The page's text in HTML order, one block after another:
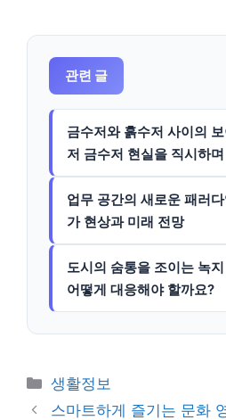
관련 글
금수저와 흙수저 사이의
저 금수저 현실을 직시하며
업무 공간의 새로운 패러
가 현상과 미래 전망
도시의 숨통을 조이는 녹
어떻게 대응해야 할까요?
카
테
생활정보
스마트하게 즐기는 문화